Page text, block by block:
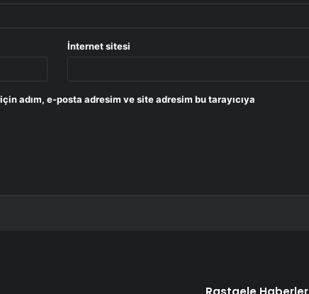
İnternet sitesi
adım, e-posta adresim ve site adresim bu tarayıcıya